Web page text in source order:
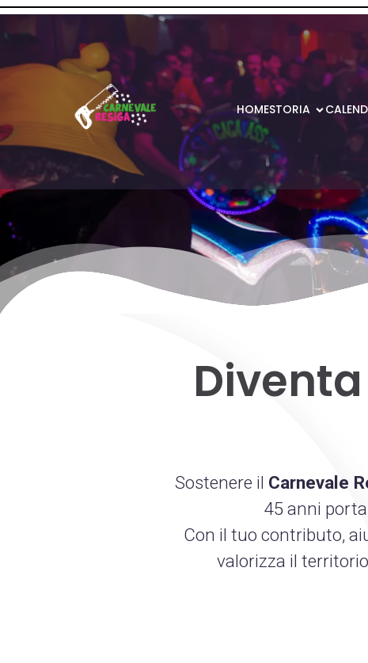
HOMESTORIA
Sostenere il Carnevale
45 anni
Con il tuo contributo,
valorizza il